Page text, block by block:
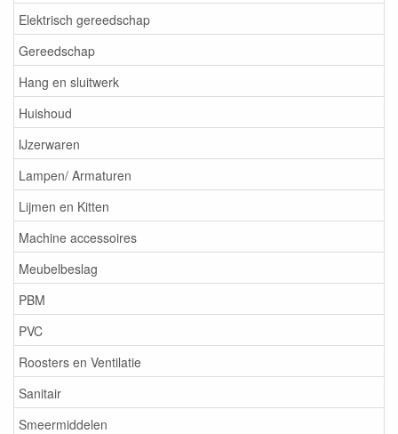
Elektrisch gereedschap
Gereedschap
Hang en sluitwerk
Huishoud
IJzerwaren
Lampen/ Armaturen
Lijmen en Kitten
Machine accessoires
Meubelbeslag
PBM
PVC
Roosters en Ventilatie
Sanitair
Smeermiddelen